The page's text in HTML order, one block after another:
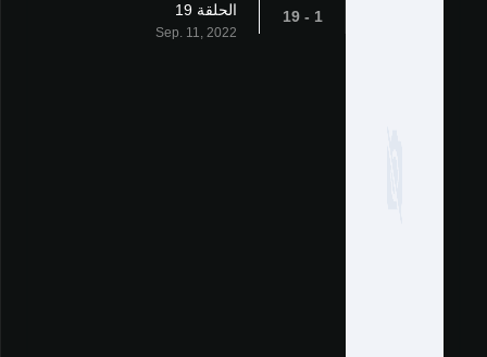
1 - 19 الحلقة 19
Sep. 11, 2022